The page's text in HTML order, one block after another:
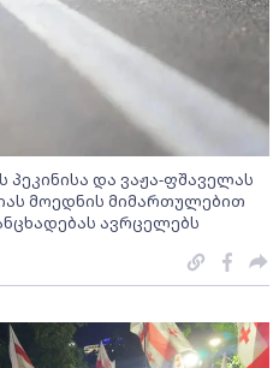
პეკინისა და ვაჟა-ფშაველას
მოედნის მიმართულებით
ავრცელებს